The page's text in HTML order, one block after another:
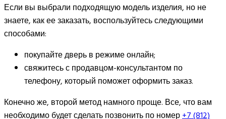
Если вы выбрали подходящую модель изделия, но не
знаете, как ее заказать, воспользуйтесь следующими
способами:
покупайте дверь в режиме онлайн;
свяжитесь с продавцом-консультантом по
телефону, который поможет оформить заказ.
Конечно же, второй метод намного проще. Все, что вам
необходимо будет сделать позвонить по номер+7 (812)